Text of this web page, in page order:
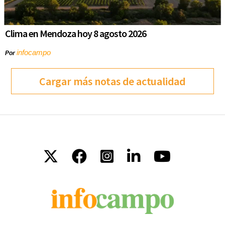
Clima en Mendoza hoy 8 agosto 2026
Porinfocampo
Cargar más notas de actualidad